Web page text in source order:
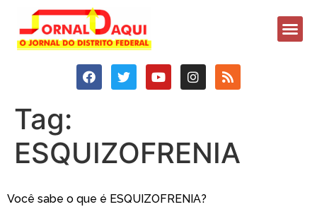
Tag:
ESQUIZOFRENIA
Você sabe o que é ESQUIZOFRENIA?